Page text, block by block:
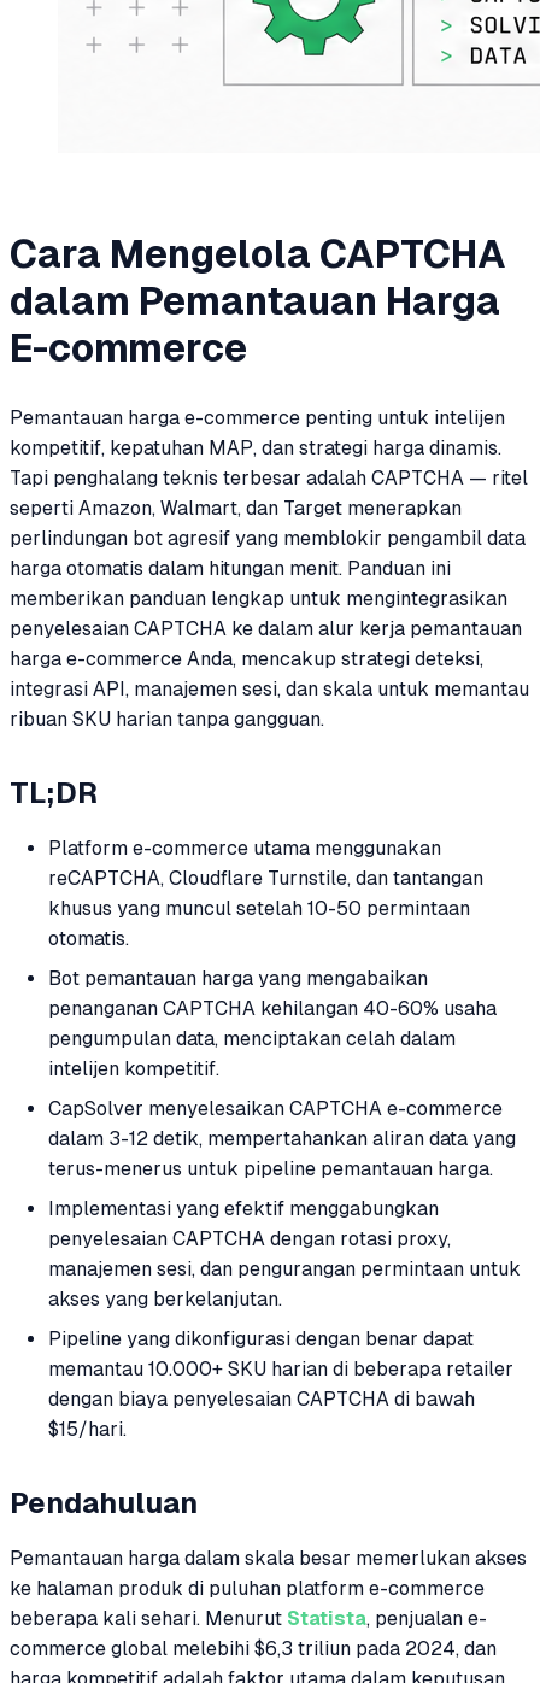
Cara Mengelola CAPTCHA
dalam Pemantauan Harga
E-commerce
Pemantauan harga e-commerce penting untuk intelijen
kompetitif, kepatuhan MAP, dan strategi harga dinamis.
Tapi penghalang teknis terbesar adalah CAPTCHA — ritel
seperti Amazon, Walmart, dan Target menerapkan
perlindungan bot agresif yang memblokir pengambil data
harga otomatis dalam hitungan menit. Panduan ini
memberikan panduan lengkap untuk mengintegrasikan
penyelesaian CAPTCHA ke dalam alur kerja pemantauan
harga e-commerce Anda, mencakup strategi deteksi,
integrasi API, manajemen sesi, dan skala untuk memantau
ribuan SKU harian tanpa gangguan.
TL;DR
Platform e-commerce utama menggunakan
reCAPTCHA, Cloudflare Turnstile, dan tantangan
khusus yang muncul setelah 10-50 permintaan
otomatis.
Bot pemantauan harga yang mengabaikan
penanganan CAPTCHA kehilangan 40-60% usaha
pengumpulan data, menciptakan celah dalam
intelijen kompetitif.
CapSolver menyelesaikan CAPTCHA e-commerce
dalam 3-12 detik, mempertahankan aliran data yang
terus-menerus untuk pipeline pemantauan harga.
Implementasi yang efektif menggabungkan
penyelesaian CAPTCHA dengan rotasi proxy,
manajemen sesi, dan pengurangan permintaan untuk
akses yang berkelanjutan.
Pipeline yang dikonfigurasi dengan benar dapat
memantau 10.000+ SKU harian di beberapa retailer
dengan biaya penyelesaian CAPTCHA di bawah
$15/hari.
Pendahuluan
Pemantauan harga dalam skala besar memerlukan akses
ke halaman produk di puluhan platform e-commerce
beberapa kali sehari. Menurut Statista, penjualan e-
commerce global melebihi $6,3 triliun pada 2024, dan